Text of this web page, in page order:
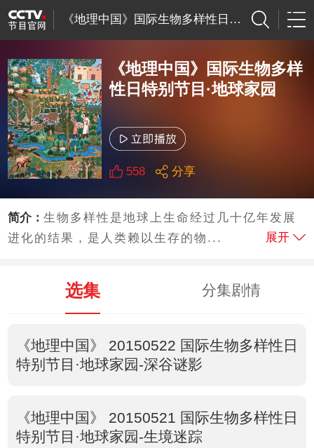
《地理中国》国际生物多样性日特别节目·地球
《地理中国》国际生物多样
性日特别节目·地球家园
558 分享
简介：生物多样性是地球上生命经过几十亿年发展
进化的结果，是人类赖以生存的物...
展开
选集 分集剧情
《地理中国》 20150522 国际生物多样性日
特别节目·地球家园-深谷谜影
《地理中国》 20150521 国际生物多样性日
特别节目·地球家园-生境迷踪